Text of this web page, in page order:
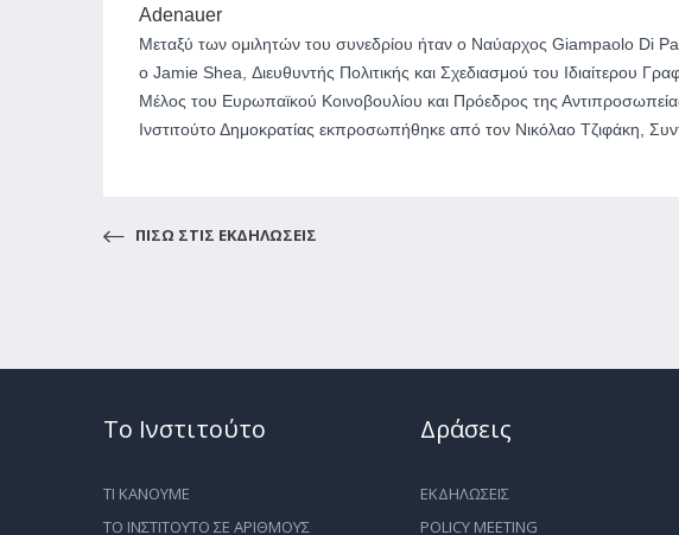
Adenauer
Μεταξύ των ομιλητών του συνεδρίου ήταν ο Ναύαρχος Giampaolo Di
ο Jamie Shea, Διευθυντής Πολιτικής και Σχεδιασμού του Ιδιαίτερου
Μέλος του Ευρωπαϊκού Κοινοβουλίου και Πρόεδρος της
Ινστιτούτο Δημοκρατίας εκπροσωπήθηκε από τον Νικόλαο Τζιφάκη,
ΠΙΣΩ ΣΤΙΣ ΕΚΔΗΛΩΣΕΙΣ
Το Ινστιτούτο
ΤΙ ΚΑΝΟΥΜΕ
ΤΟ ΙΝΣΤΙΤΟΥΤΟ ΣΕ ΑΡΙΘΜΟΥΣ
Δράσεις
ΕΚΔΗΛΩΣΕΙΣ
POLICY MEETING